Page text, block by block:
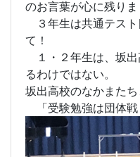
「今日がんばれない者
も、
がんばれるとは思わ
にしていこう。」
のお言葉が心に残りま
３年生は共通テスト
て！
１・２年生は、坂出
るわけではない。